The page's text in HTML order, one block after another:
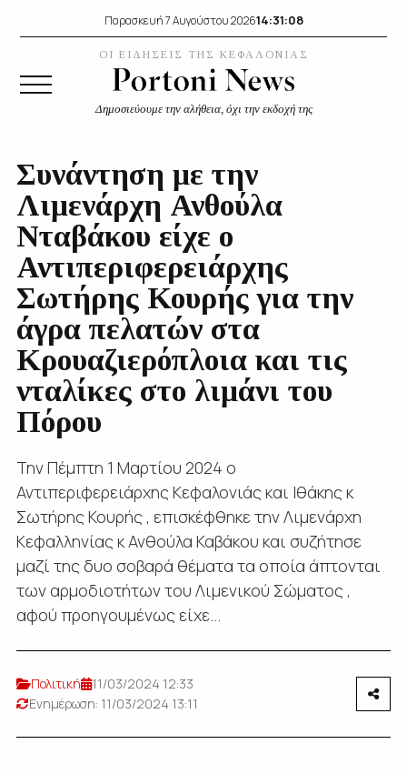
Παρασκευή 7 Αυγούστου 202614:31:09
ΟΙ ΕΙΔΗΣΕΙΣ ΤΗΣ ΚΕΦΑΛΟΝΙΑΣ
Δημοσιεύουμε την αλήθεια, όχι την εκδοχή της
Συνάντηση με την
Λιμενάρχη Ανθούλα
Νταβάκου είχε ο
Αντιπεριφερειάρχης
Σωτήρης Κουρής για την
άγρα πελατών στα
Κρουαζιερόπλοια και τις
νταλίκες στο λιμάνι του
Πόρου
Την Πέμπτη 1 Μαρτίου 2024 ο
Αντιπεριφερειάρχης Κεφαλονιάς και Ιθάκης κ
Σωτήρης Κουρής , επισκέφθηκε την Λιμενάρχη
Κεφαλληνίας κ Ανθούλα Καβάκου και συζήτησε
μαζί της δυο σοβαρά θέματα τα οποία άπτονται
των αρμοδιοτήτων του Λιμενικού Σώματος ,
αφού προηγουμένως είχε...
Πολιτική
11/03/2024 12:33
Ενημέρωση: 11/03/2024 13:11